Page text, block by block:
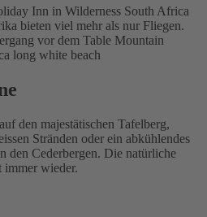
den majestätischen Tafelberg,
Stränden oder ein abkühlendes
den Cederbergen. Die natürliche
immer wieder.